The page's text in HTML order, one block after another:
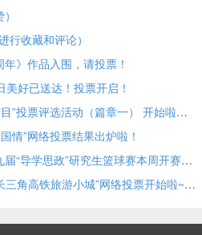
行收藏和评论）
》作品入围，请投票！
美好已送达！投票开启！
2022年圆梦舞蹈“最具人气节目”投票评选活动（篇章一） 开始啦
情”网络投票结果出炉啦！
微信人气奖投票！山大第十九届“导学思政”研究生篮球赛本周开赛！
为宿迁泗阳打Call！第二批“长三角高铁旅游小城”网络投票开始啦~